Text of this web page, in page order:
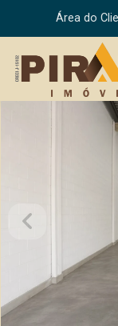
Área do